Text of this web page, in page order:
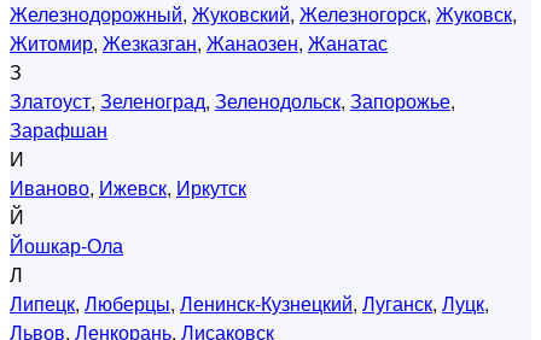
Железнодорожный, Жуковский, Железногорск, Жуковск,
Житомир, Жезказган, Жанаозен, Жанатас
З
Златоуст, Зеленоград, Зеленодольск, Запорожье,
Зарафшан
И
Иваново, Ижевск, Иркутск
Й
Йошкар-Ола
Л
Липецк, Люберцы, Ленинск-Кузнецкий, Луганск, Луцк,
Львов, Ленкорань, Лисаковск